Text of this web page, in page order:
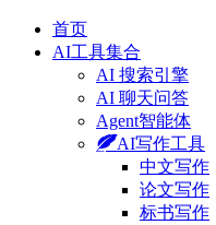
首页
AI工具集合
AI 搜索引擎
AI 聊天问答
Agent智能体
AI写作工具
中文写作
论文写作
标书写作